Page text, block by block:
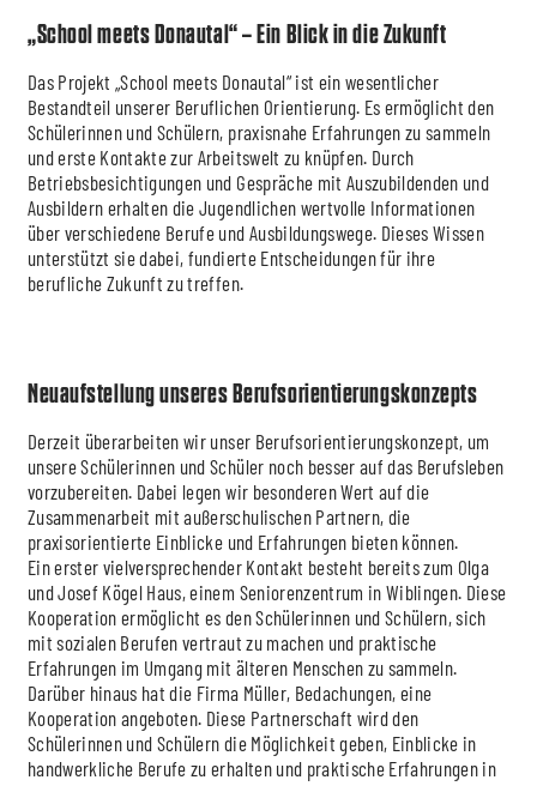
„School meets Donautal“ – Ein Blick in die Zukunft
Das Projekt „School meets Donautal“ ist ein wesentlicher
Bestandteil unserer Beruflichen Orientierung. Es ermöglicht den
Schülerinnen und Schülern, praxisnahe Erfahrungen zu sammeln
und erste Kontakte zur Arbeitswelt zu knüpfen. Durch
Betriebsbesichtigungen und Gespräche mit Auszubildenden und
Ausbildern erhalten die Jugendlichen wertvolle Informationen
über verschiedene Berufe und Ausbildungswege. Dieses Wissen
unterstützt sie dabei, fundierte Entscheidungen für ihre
berufliche Zukunft zu treffen.
Neuaufstellung unseres Berufsorientierungskonzepts
Derzeit überarbeiten wir unser Berufsorientierungskonzept, um
unsere Schülerinnen und Schüler noch besser auf das Berufsleben
vorzubereiten. Dabei legen wir besonderen Wert auf die
Zusammenarbeit mit außerschulischen Partnern, die
praxisorientierte Einblicke und Erfahrungen bieten können.
Ein erster vielversprechender Kontakt besteht bereits zum Olga
und Josef Kögel Haus, einem Seniorenzentrum in Wiblingen. Diese
Kooperation ermöglicht es den Schülerinnen und Schülern, sich
mit sozialen Berufen vertraut zu machen und praktische
Erfahrungen im Umgang mit älteren Menschen zu sammeln.
Darüber hinaus hat die Firma Müller, Bedachungen, eine
Kooperation angeboten. Diese Partnerschaft wird den
Schülerinnen und Schülern die Möglichkeit geben, Einblicke in
handwerkliche Berufe zu erhalten und praktische Erfahrungen in